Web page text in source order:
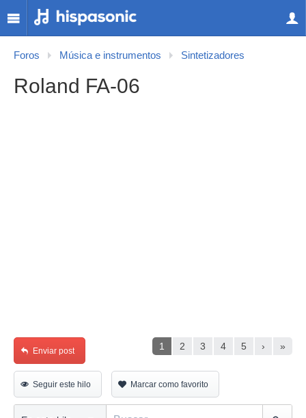
Foros Música e instrumentos Sintetizadores
Roland FA-06
1 2 3 4 5 › »
Enviar post
Seguir este hilo Marcar como favorito